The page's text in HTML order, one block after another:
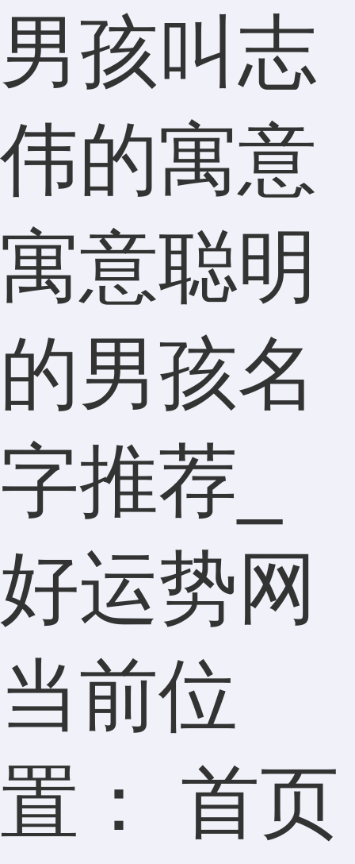
男孩叫志
伟的寓意
寓意聪明
的男孩名
字推荐_
好运势网
当前位
置： 首页